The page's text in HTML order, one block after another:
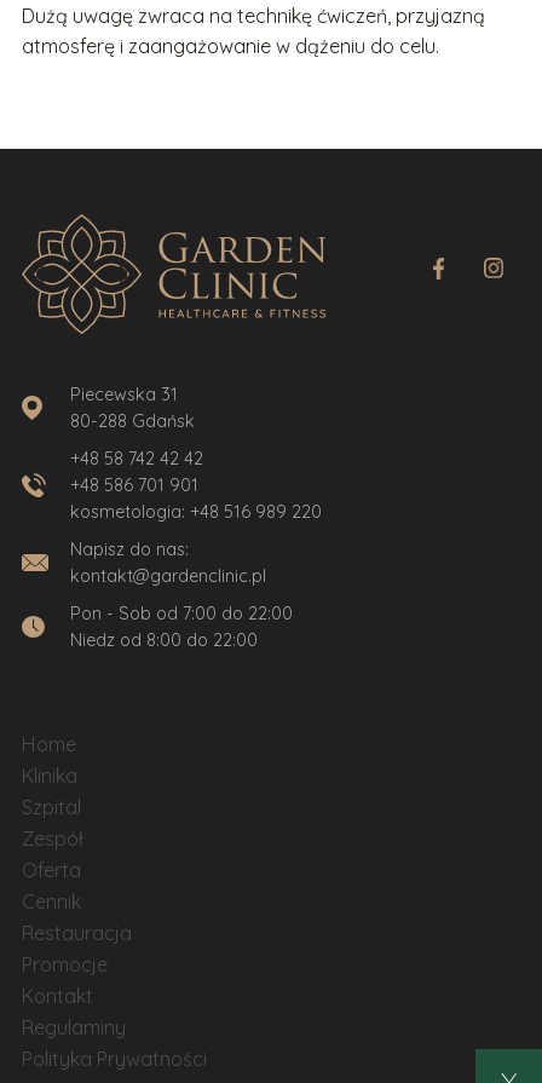
Dużą uwagę zwraca na technikę ćwiczeń, przyjazną
atmosferę i zaangażowanie w dążeniu do celu.
Piecewska 31
80-288 Gdańsk
+48 58 742 42 42
+48 586 701 901
kosmetologia: +48 516 989 220
Napisz do nas:
kontakt@gardenclinic.pl
Pon - Sob od 7:00 do 22:00
Niedz od 8:00 do 22:00
Home
Klinika
Szpital
Zespół
Oferta
Cennik
Restauracja
Promocje
Kontakt
Regulaminy
Polityka Prywatności